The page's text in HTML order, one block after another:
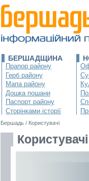
БЕРШАДЩИНА
Прапор району
Герб району
Мапа району
Дошка пошани
Паспорт району
Сторінками історії
Бершадь / Користувачі
Користувачі